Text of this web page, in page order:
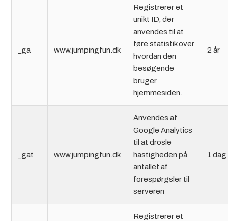
_ga www.jumpingfun.dk
Registrerer et
unikt ID, der
anvendes til at
føre statistik over
hvordan den
besøgende
bruger
hjemmesiden.
2 år
_gat www.jumpingfun.dk
Anvendes af
Google Analytics
til at drosle
hastigheden på
antallet af
forespørgsler til
serveren
1 dag
Registrerer et